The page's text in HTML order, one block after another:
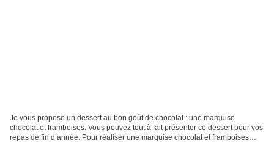
Je vous propose un dessert au bon goût de chocolat : une marquise
chocolat et framboises. Vous pouvez tout à fait présenter ce dessert pour vos
repas de fin d’année. Pour réaliser une marquise chocolat et framboises